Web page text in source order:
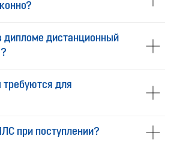
дипломе дистанционный
для
при поступлении?